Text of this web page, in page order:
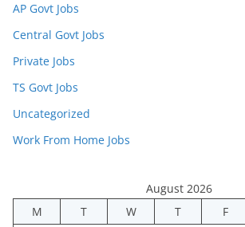
AP Govt Jobs
Central Govt Jobs
Private Jobs
TS Govt Jobs
Uncategorized
Work From Home Jobs
August 2026
M
T W T F